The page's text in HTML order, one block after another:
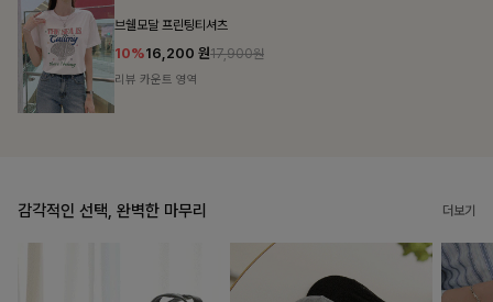
감각적인 선택, 완벽한 마무리 더보기